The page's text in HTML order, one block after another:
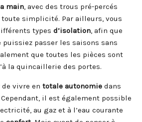
main, avec des trous pré-percés
simplicité. Par ailleurs, vous
types d’isolation, afin que
puissiez passer les saisons sans
que toutes les pièces sont
la quincaillerie des portes.
de vivre en totale autonomie dans
il est également possible
au gaz et à l’eau courante